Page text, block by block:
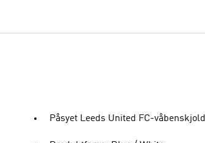
Påsyet Leeds United FC-våbenskjold